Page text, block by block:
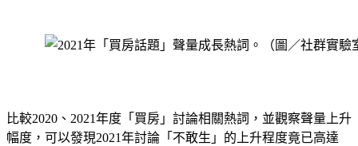
比較2020、2021年度「買房」討論相關熱詞，並觀察聲量上升
幅度，可以發現2021年討論「不敢生」的上升程度竟已高達